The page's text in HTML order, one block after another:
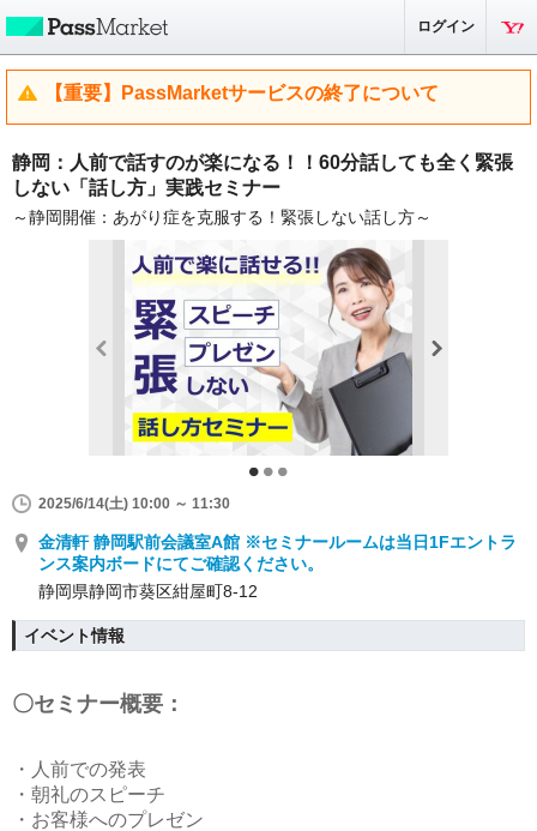
ログイン
【重要】PassMarketサービスの終了について
静岡：人前で話すのが楽になる！！60分話しても全く緊張
しない「話し方」実践セミナー
～静岡開催：あがり症を克服する！緊張しない話し方～
2025/6/14(土) 10:00 ～ 11:30
金清軒 静岡駅前会議室A館 ※セミナールームは当日1Fエントラ
ンス案内ボードにてご確認ください。
静岡県静岡市葵区紺屋町8-12
イベント情報
〇セミナー概要：
・人前での発表
・朝礼のスピーチ
・お客様へのプレゼン